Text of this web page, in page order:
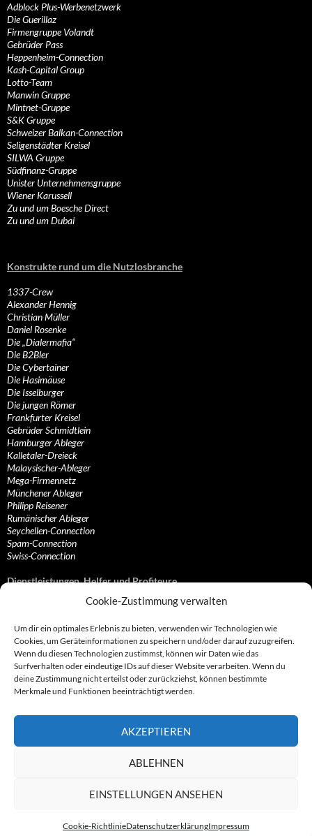
Cookie-Zustimmung verwalten
Um dir ein optimales Erlebnis zu bieten, verwenden wir Technologien wie
Cookies, um Geräteinformationen zu speichern und/oder darauf zuzugreifen.
Wenn du diesen Technologien zustimmst, können wir Daten wie das
Surfverhalten oder eindeutige IDs auf dieser Website verarbeiten. Wenn du
deine Zustimmung nicht erteilst oder zurückziehst, können bestimmte
Merkmale und Funktionen beeinträchtigt werden.
AKZEPTIEREN
ABLEHNEN
EINSTELLUNGEN ANSEHEN
Cookie-RichtlinieDatenschutzerklärungImpressum
Adblock Plus-Werbenetzwerk
Die Guerillaz
Firmengruppe Volandt
Gebrüder Pass
Heppenheim-Connection
Kash-Capital Group
Lotto-Team
Manwin Gruppe
Mintnet-Gruppe
S&K Gruppe
Schweizer Balkan-Connection
Seligenstädter Kreisel
SILWA Gruppe
Südfinanz-Gruppe
Unister Unternehmensgruppe
Wiener Karussell
Zu und um Boesche Direct
Zu und um Dubai
Konstrukte rund um die Nutzlosbranche
1337-Crew
Alexander Hennig
Christian Müller
Daniel Rosenke
Die „Dialermafia“
Die B2Bler
Die Cybertainer
Die Hasimäuse
Die Isselburger
Die jungen Römer
Frankfurter Kreisel
Gebrüder Schmidtlein
Hamburger Ableger
Kalletaler-Dreieck
Malaysischer-Ableger
Mega-Firmennetz
Münchener Ableger
Philipp Reisener
Rumänischer Ableger
Seychellen-Connection
Spam-Connection
Swiss-Connection
Dienstleistungen, Helfer und Profiteure
Anonymisierungsdienste, VPN- und Web-Proxy…
Bezahlsysteme, Finanzdienstleister und…
Bürodienstleister, Firmengründer- und/oder…
Datenhändler, Adressbroker und zielgerichtetes…
Hosting, Routing, Provider, Domain-, Web- und…
Inkasso, Forderungsmanagement und eintreibende…
Spieleanbieter, Online- und Browsergames
Partnerprogramme, Vertriebskanäle- und…
Telekommunikationsdienstleister, Internet…
Vereine, Verbände, Vereinigungen und Lobbyisten
Web-Rotlichtbezirk, Erotik- und XXX-Anbieter
Sonstige Dienstleister, Profiteure und Kooperationen
© 2007 - 2026 by Abzocknews.de